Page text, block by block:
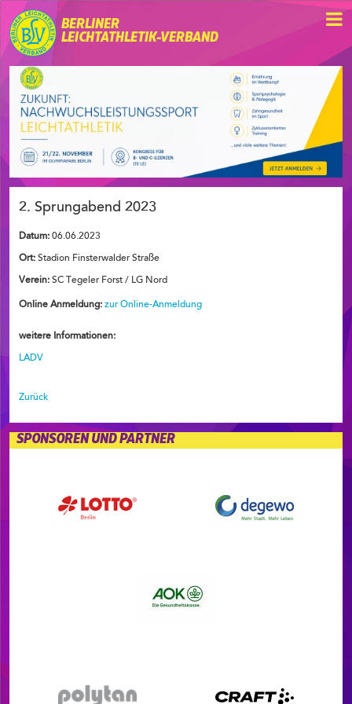
BERLINER
LEICHTATHLETIK-VERBAND
2. Sprungabend 2023
Datum: 06.06.2023
Ort: Stadion Finsterwalder Straße
Verein: SC Tegeler Forst / LG Nord
Online Anmeldung: zur Online-Anmeldung
weitere Informationen:
LADV
Zurück
SPONSOREN UND PARTNER